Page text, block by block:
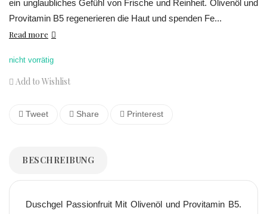
ein unglaubliches Gefühl von Frische und Reinheit. Olivenöl und
Provitamin B5 regenerieren die Haut und spenden Fe...
Read more
nicht vorrätig
Add to Wishlist
Tweet Share Printerest
BESCHREIBUNG
Duschgel Passionfruit Mit Olivenöl und Provitamin B5.